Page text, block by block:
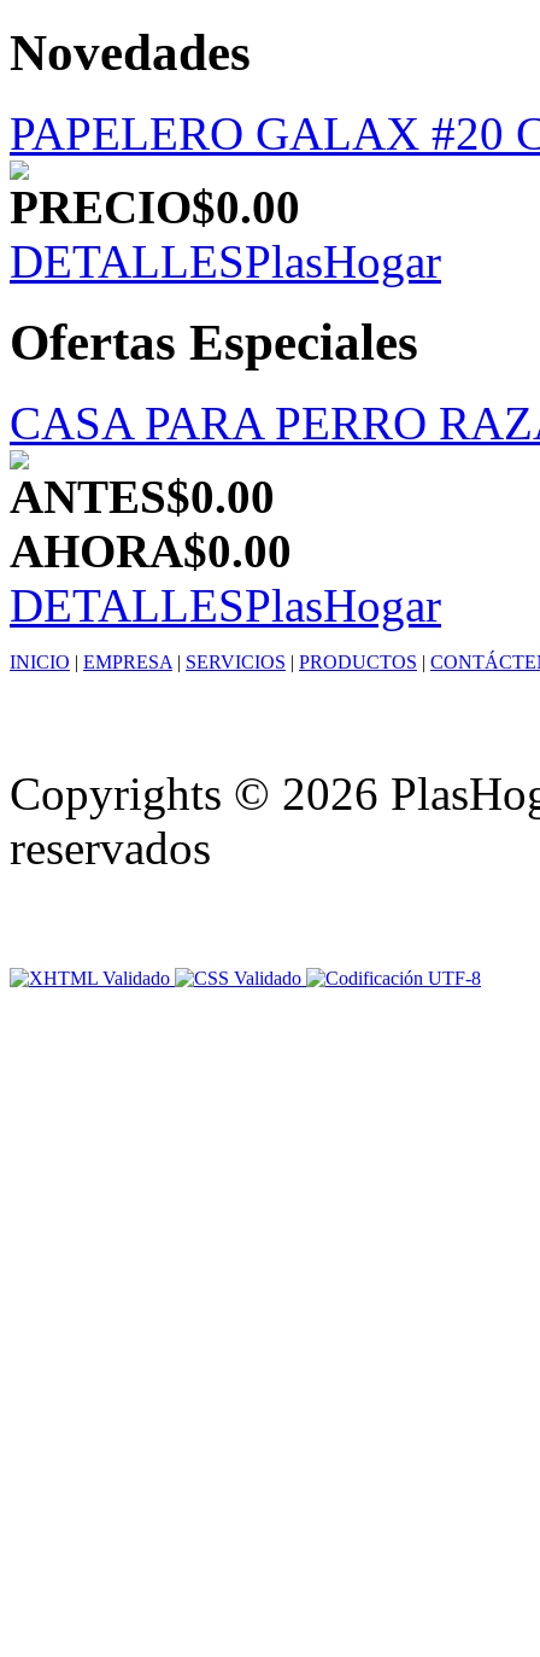
Novedades
PAPELERO GALAX #20
PRECIO$0.00
DETALLESPlasHogar
Ofertas Especiales
CASA PARA PERRO
ANTES$0.00
AHORA$0.00
DETALLESPlasHogar
INICIO | EMPRESA | SERVICIOS | PRODUCTOS |
Copyrights © 2026
reservados